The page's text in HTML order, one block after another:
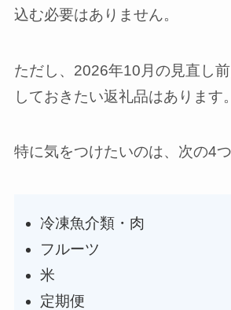
込む必要はありません。
ただし、2026年10月の見直し
しておきたい返礼品はあります。
特に気をつけたいのは、次の4つ
冷凍魚介類・肉
フルーツ
米
定期便